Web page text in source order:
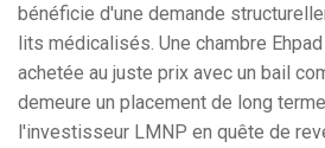
bénéficie d'une demande
lits médicalisés. Une chambre
achetée au juste prix avec un bail
demeure un placement de long
l'investisseur LMNP en quête de